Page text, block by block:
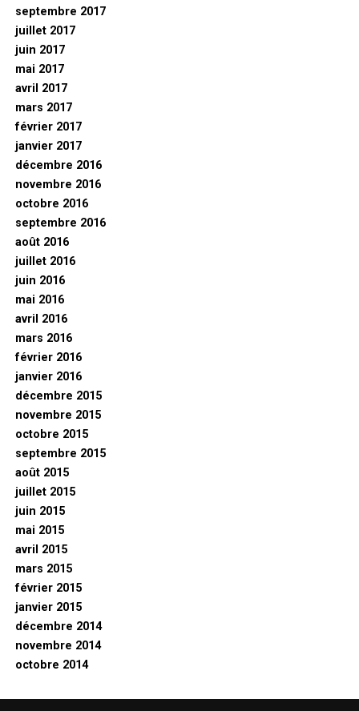
septembre 2017
juillet 2017
juin 2017
mai 2017
avril 2017
mars 2017
février 2017
janvier 2017
décembre 2016
novembre 2016
octobre 2016
septembre 2016
août 2016
juillet 2016
juin 2016
mai 2016
avril 2016
mars 2016
février 2016
janvier 2016
décembre 2015
novembre 2015
octobre 2015
septembre 2015
août 2015
juillet 2015
juin 2015
mai 2015
avril 2015
mars 2015
février 2015
janvier 2015
décembre 2014
novembre 2014
octobre 2014